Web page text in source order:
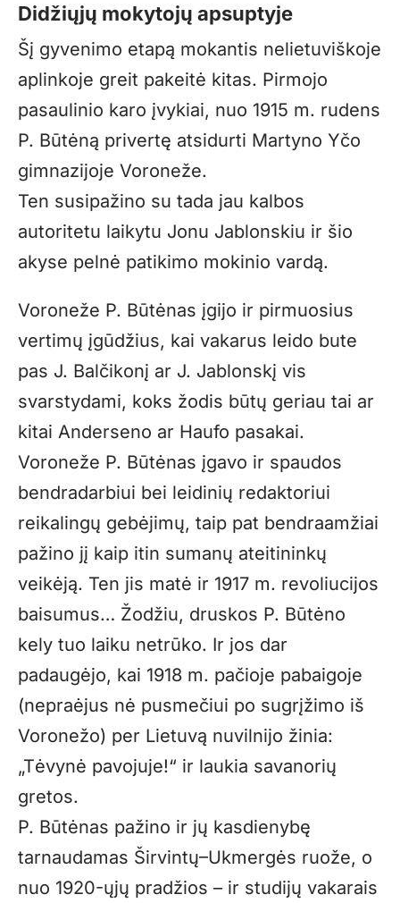
Didžiųjų mokytojų apsuptyje
Šį gyvenimo etapą mokantis nelietuviškoje
aplinkoje greit pakeitė kitas. Pirmojo
pasaulinio karo įvykiai, nuo 1915 m. rudens
P. Būtėną privertę atsidurti Martyno Yčo
gimnazijoje Voroneže.
Ten susipažino su tada jau kalbos
autoritetu laikytu Jonu Jablonskiu ir šio
akyse pelnė patikimo mokinio vardą.
Voroneže P. Būtėnas įgijo ir pirmuosius
vertimų įgūdžius, kai vakarus leido bute
pas J. Balčikonį ar J. Jablonskį vis
svarstydami, koks žodis būtų geriau tai ar
kitai Anderseno ar Haufo pasakai.
Voroneže P. Būtėnas įgavo ir spaudos
bendradarbiui bei leidinių redaktoriui
reikalingų gebėjimų, taip pat bendraamžiai
pažino jį kaip itin sumanų ateitininkų
veikėją. Ten jis matė ir 1917 m. revoliucijos
baisumus… Žodžiu, druskos P. Būtėno
kely tuo laiku netrūko. Ir jos dar
padaugėjo, kai 1918 m. pačioje pabaigoje
(nepraėjus nė pusmečiui po sugrįžimo iš
Voronežo) per Lietuvą nuvilnijo žinia:
„Tėvynė pavojuje!“ ir laukia savanorių
gretos.
P. Būtėnas pažino ir jų kasdienybę
tarnaudamas Širvintų–Ukmergės ruože, o
nuo 1920-ųjų pradžios – ir studijų vakarais